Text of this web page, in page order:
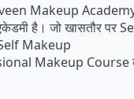
Makeup Academy
है। जो खासतौर पर
Makeup
Makeup Course के